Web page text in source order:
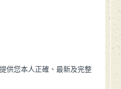
供您本人正確、最新及完整